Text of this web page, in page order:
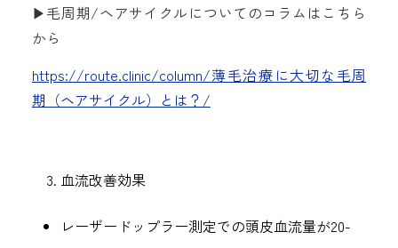
▶︎毛周期/ヘアサイクルについてのコラムはこちら
から
https://route.clinic/column/薄毛治療に大切な毛周
期（ヘアサイクル）とは？/
血流改善効果
レーザードップラー測定での頭皮血流量が20-